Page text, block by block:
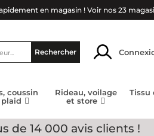
en magasin ! Voir nos 23
Rechercher
coussin
Rideau, voilage
et store
Tissu
de 14 000 avis clients !